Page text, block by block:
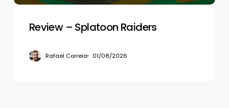
Review – Splatoon Raiders
Rafael Correia 01/08/2026